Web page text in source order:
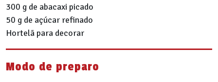
300 g de abacaxi picado
50 g de açúcar refinado
Hortelã para decorar
Modo de preparo